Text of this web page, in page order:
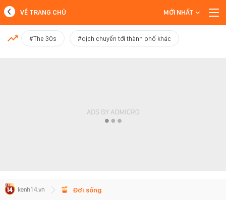
MỚI NHẤT
VỀ TRANG CHỦ MỚI NHẤT
#The 30s #dịch chuyển tới thành phố khác
Đời sống